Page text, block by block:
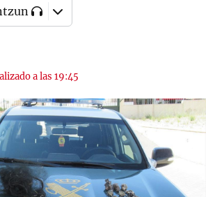
a las 19:45